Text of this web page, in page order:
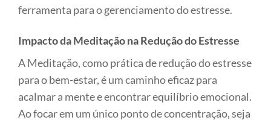
ferramenta para o gerenciamento do estresse.
Impacto da Meditação na Redução do Estresse
A Meditação, como prática de redução do estresse
para o bem-estar, é um caminho eficaz para
acalmar a mente e encontrar equilíbrio emocional.
Ao focar em um único ponto de concentração, seja